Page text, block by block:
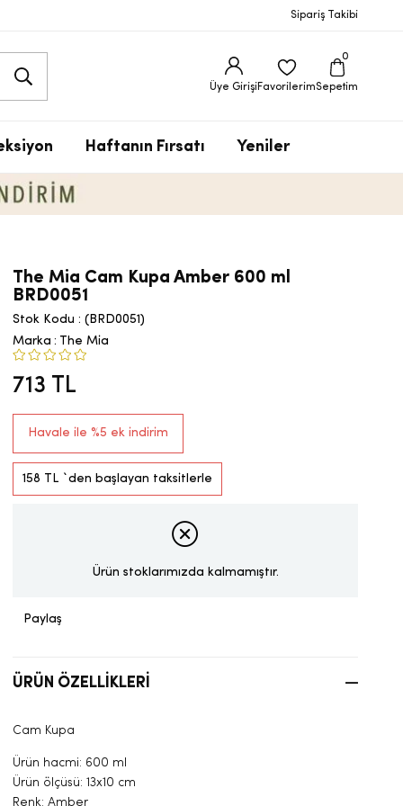
Sipariş Takibi
Üye Girişi FavorilerimSepetim
0
Haftanın Fırsatı Yeniler
The Mia Cam Kupa Amber 600 ml
BRD0051
Stok Kodu
(BRD0051)
Marka : The Mia
713 TL
Havale ile %5 ek indirim
158 TL `den başlayan taksitlerle
Ürün stoklarımızda kalmamıştır.
Paylaş
ÜRÜN ÖZELLIKLERI
Cam Kupa
Ürün hacmi: 600 ml
Ürün ölçüsü: 13x10 cm
Renk: Amber